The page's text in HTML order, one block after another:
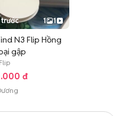
trước 1 1
N3 Flip Hồng
gập
đ